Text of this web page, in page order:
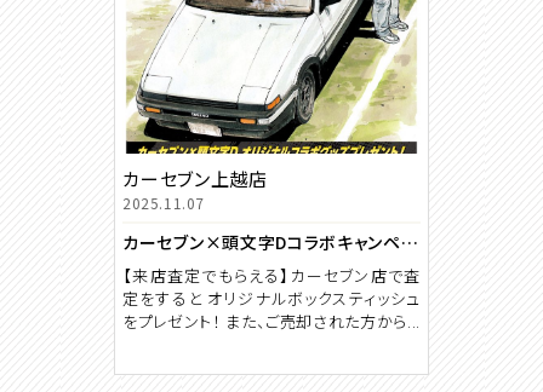
カーセブン上越店
2025.11.07
カーセブン×頭文字Dコラボキャンペーン実施中！来店査定でオリジナルグッズをプレゼント！【期間 11月8日～12月26日】
【来店査定でもらえる】カーセブン店で査
定をすると オリジナルボックスティッシュ
をプレゼント！ また、ご売却された方から...